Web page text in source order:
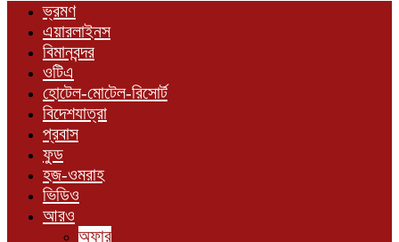
ভ্রমণ
এয়ারলাইনস
বিমানবন্দর
ওটিএ
হোটেল-মোটেল-রিসোর্ট
বিদেশযাত্রা
প্রবাস
ফুড
হজ-ওমরাহ
ভিডিও
আরও
অফার